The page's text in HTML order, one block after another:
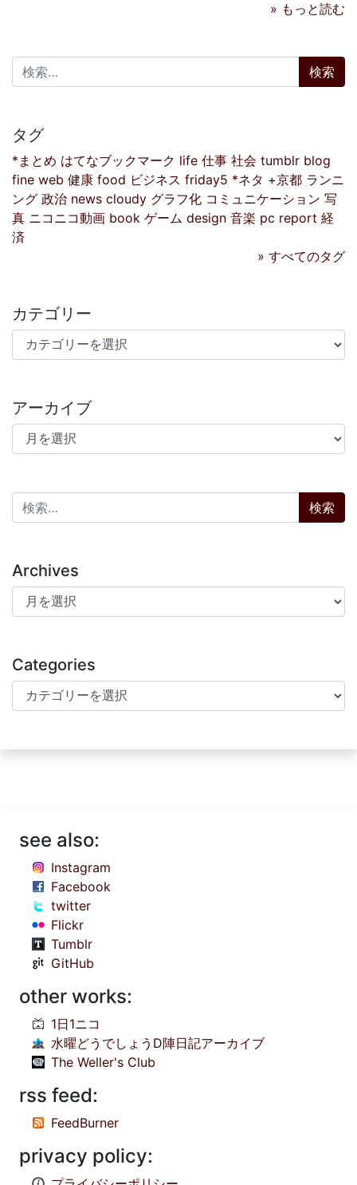
» もっと読む
検索:
タグ
*まとめ はてなブックマーク life 仕事 社会 tumblr blog
fine web 健康 food ビジネス friday5 *ネタ +京都 ランニ
ング 政治 news cloudy グラフ化 コミュニケーション 写
真 ニコニコ動画 book ゲーム design 音楽 pc report 経
済
» すべてのタグ
カテゴリー
カテゴリー
アーカイブ
アーカイブ
検索:
Archives
Archives
Categories
Categories
see also:
Instagram
Facebook
twitter
Flickr
Tumblr
GitHub
other works:
1日1ニコ
水曜どうでしょうD陣日記アーカイブ
The Weller's Club
rss feed:
FeedBurner
privacy policy: